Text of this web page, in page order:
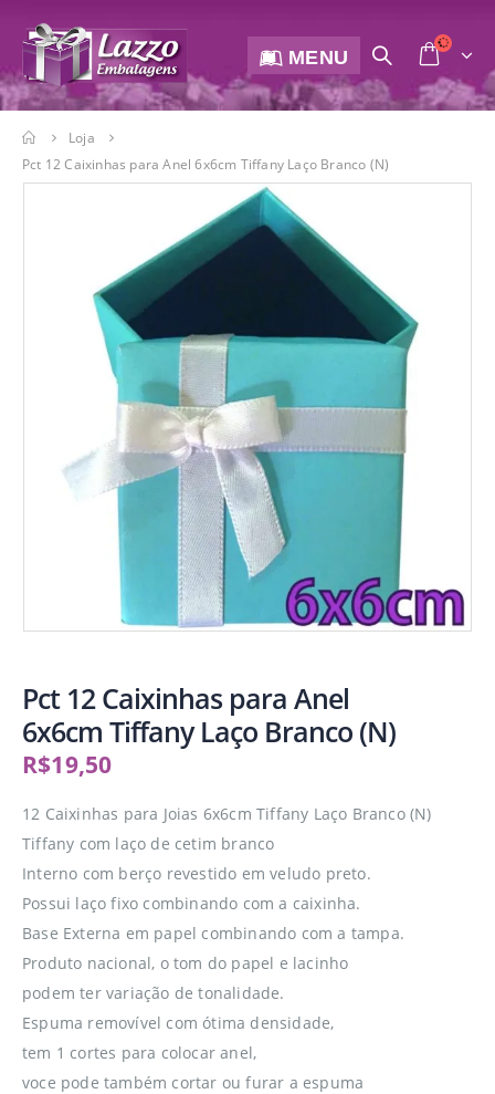
MENU
Loja
Pct 12 Caixinhas para Anel 6x6cm Tiffany Laço Branco (N)
Pct 12 Caixinhas para Anel
6x6cm Tiffany Laço Branco (N)
R$19,50
12 Caixinhas para Joias 6x6cm Tiffany Laço Branco (N)
Tiffany com laço de cetim branco
Interno com berço revestido em veludo preto.
Possui laço fixo combinando com a caixinha.
Base Externa em papel combinando com a tampa.
Produto nacional, o tom do papel e lacinho
podem ter variação de tonalidade.
Espuma removível com ótima densidade,
tem 1 cortes para colocar anel,
voce pode também cortar ou furar a espuma